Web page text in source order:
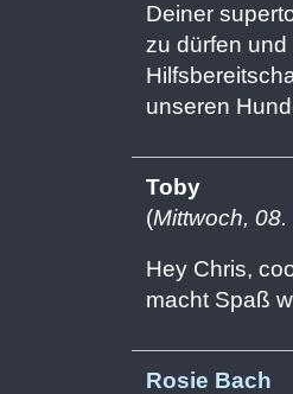
Deiner
zu dürfen
unseren
Toby
(Mittwoch,
Hey Chris,
macht Spaß
Rosie Bach